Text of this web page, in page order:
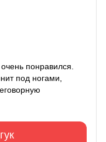
понравился.
под ногами,